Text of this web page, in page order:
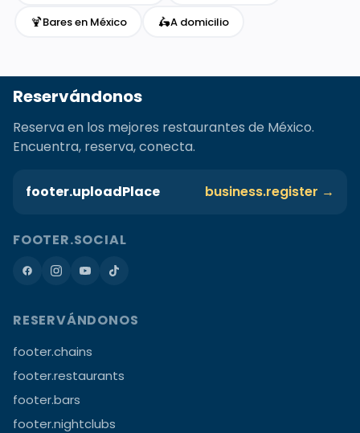
🍹Bares en México 🛵A domicilio
Reservándonos
Reserva en los mejores restaurantes de México.
Encuentra, reserva, conecta.
footer.uploadPlace business.register →
FOOTER.SOCIAL
RESERVÁNDONOS
footer.chains
footer.restaurants
footer.bars
footer.nightclubs